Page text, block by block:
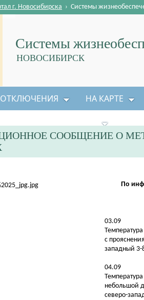
Системы
НОВОСИБИРСК
г. Новосибирска › Системы
ОТКЛЮЧЕНИЯ НА КАРТЕ
СООБЩЕНИЕ О
По
03.09
с
западный 3-
04.09
небольшой
северо-